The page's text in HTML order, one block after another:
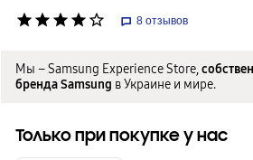
star star star star star_border 8 отзывов
Мы – Samsung Experience Store,
бренда Samsung в Украине и мире.
Только при покупке у нас